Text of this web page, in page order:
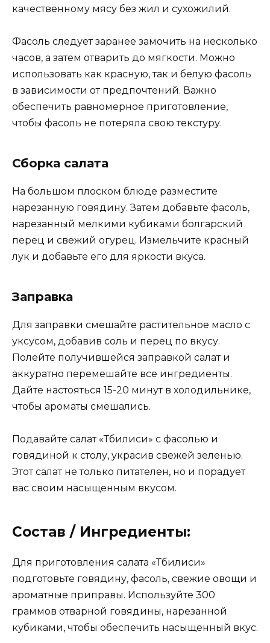
качественному мясу без жил и сухожилий.
Фасоль следует заранее замочить на несколько
часов, а затем отварить до мягкости. Можно
использовать как красную, так и белую фасоль
в зависимости от предпочтений. Важно
обеспечить равномерное приготовление,
чтобы фасоль не потеряла свою текстуру.
Сборка салата
На большом плоском блюде разместите
нарезанную говядину. Затем добавьте фасоль,
нарезанный мелкими кубиками болгарский
перец и свежий огурец. Измельчите красный
лук и добавьте его для яркости вкуса.
Заправка
Для заправки смешайте растительное масло с
уксусом, добавив соль и перец по вкусу.
Полейте получившейся заправкой салат и
аккуратно перемешайте все ингредиенты.
Дайте настояться 15-20 минут в холодильнике,
чтобы ароматы смешались.
Подавайте салат «Тбилиси» с фасолью и
говядиной к столу, украсив свежей зеленью.
Этот салат не только питателен, но и порадует
вас своим насыщенным вкусом.
Состав / Ингредиенты:
Для приготовления салата «Тбилиси»
подготовьте говядину, фасоль, свежие овощи и
ароматные приправы. Используйте 300
граммов отварной говядины, нарезанной
кубиками, чтобы обеспечить насыщенный вкус.